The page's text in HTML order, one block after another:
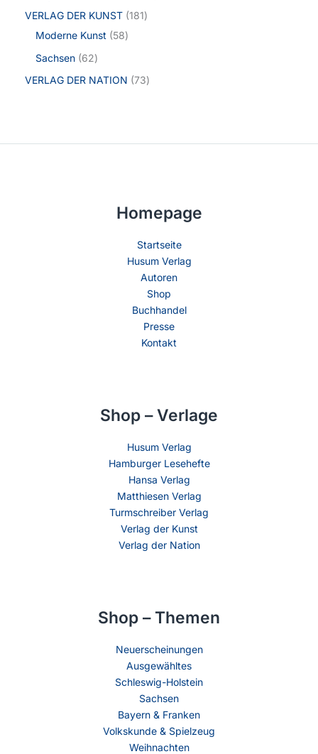
VERLAG DER KUNST 181
Moderne Kunst
58
Sachsen 62
VERLAG DER NATION 73
Homepage
Startseite
Husum Verlag
Autoren
Shop
Buchhandel
Presse
Kontakt
Shop – Verlage
Husum Verlag
Hamburger Lesehefte
Hansa Verlag
Matthiesen Verlag
Turmschreiber Verlag
Verlag der Kunst
Verlag der Nation
Shop – Themen
Neuerscheinungen
Ausgewähltes
Schleswig-Holstein
Sachsen
Bayern & Franken
Volkskunde & Spielzeug
Weihnachten